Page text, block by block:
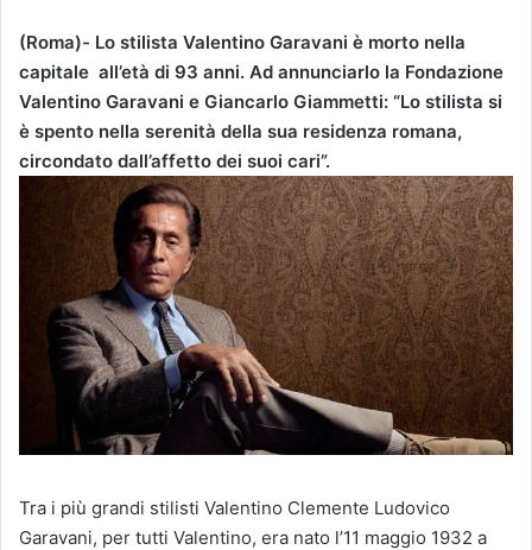
(Roma)- Lo stilista Valentino Garavani è morto nella
capitale all’età di 93 anni. Ad annunciarlo la Fondazione
Valentino Garavani e Giancarlo Giammetti: “Lo stilista si
è spento nella serenità della sua residenza romana,
circondato dall’affetto dei suoi cari”.
Tra i più grandi stilisti Valentino Clemente Ludovico
Garavani, per tutti Valentino, era nato l’11 maggio 1932 a